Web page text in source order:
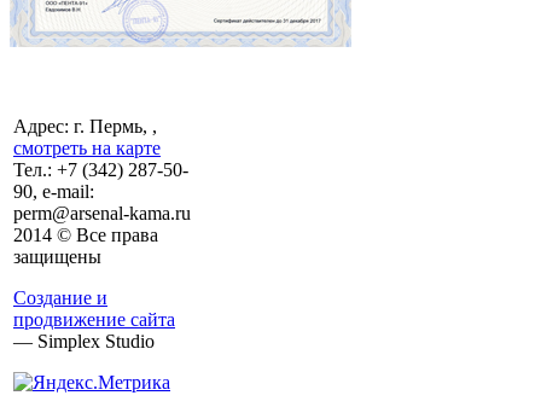
Адрес: г. Пермь, ,
смотреть на карте
Тел.: +7 (342) 287-50-
90, e-mail:
perm@arsenal-kama.ru
2014 © Все права
защищены
Создание и
продвижение сайта
— Simplex Studio